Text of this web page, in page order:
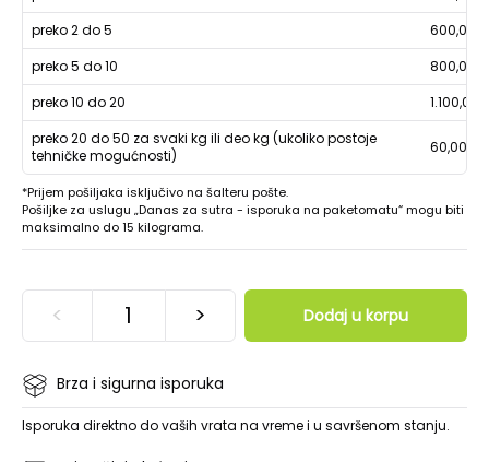
preko 2 do 5
600,00
preko 5 do 10
800,00
preko 10 do 20
1.100,00
preko 20 do 50 za svaki kg ili deo kg (ukoliko postoje
tehničke mogućnosti)
60,00
*Prijem pošiljaka isključivo na šalteru pošte.
Pošiljke za uslugu „Danas za sutra - isporuka na paketomatu“ mogu biti
maksimalno do 15 kilograma.
< > Dodaj u korpu
Brza i sigurna isporuka
Isporuka direktno do vaših vrata na vreme i u savršenom stanju.